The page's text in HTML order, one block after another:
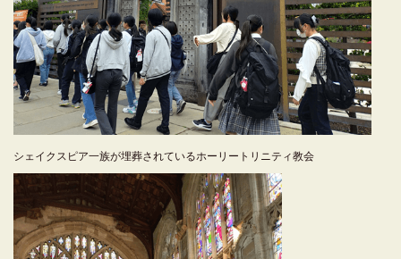
シェイクスピア一族が埋葬されているホーリートリニティ教会